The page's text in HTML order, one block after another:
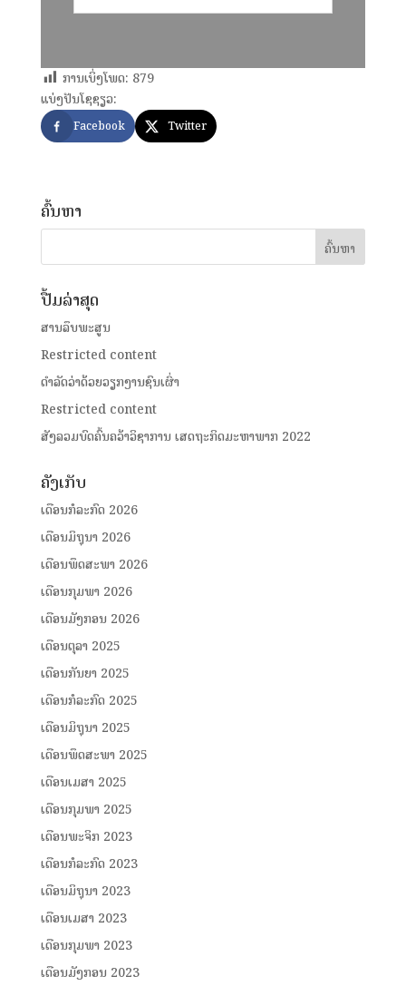
ການເບິ່ງໂພດ: 879
ແບ່ງປັນໂຊຊຽວ:
Facebook Twitter
ຄົ້ນຫາ
ປື້ມລ່າສຸດ
ສານລຶບພະສູນ
Restricted content
ດໍາລັດວ່າດ້ວຍວຽກງານຊົນເຜົ່າ
Restricted content
ສັງລວມບົດຄົ້ນຄວ້າວິຊາການ ເສດຖະກິດມະຫາພາກ 2022
ຄັງເກັບ
ເດືອນກໍລະກົດ 2026
ເດືອນມິຖຸນາ 2026
ເດືອນພຶດສະພາ 2026
ເດືອນກຸມພາ 2026
ເດືອນມັງກອນ 2026
ເດືອນຕຸລາ 2025
ເດືອນກັນຍາ 2025
ເດືອນກໍລະກົດ 2025
ເດືອນມິຖຸນາ 2025
ເດືອນພຶດສະພາ 2025
ເດືອນເມສາ 2025
ເດືອນກຸມພາ 2025
ເດືອນພະຈິກ 2023
ເດືອນກໍລະກົດ 2023
ເດືອນມິຖຸນາ 2023
ເດືອນເມສາ 2023
ເດືອນກຸມພາ 2023
ເດືອນມັງກອນ 2023